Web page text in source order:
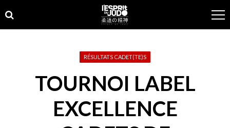
to
navigation
to
content
RÉSULTATS CADET(TE)S
TOURNOI LABEL
EXCELLENCE